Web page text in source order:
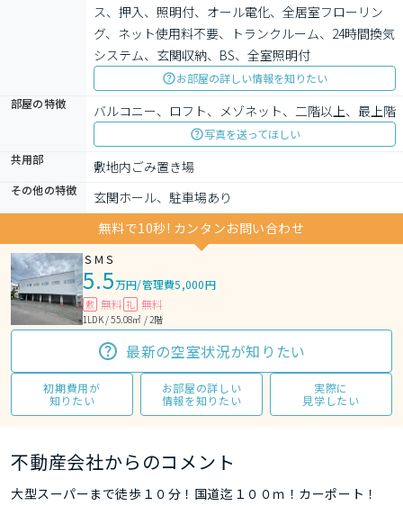
ス、押入、照明付、オール電化、全居室フローリン
グ、ネット使用料不要、トランクルーム、24時間換気
システム、玄関収納、BS、全室照明付
お部屋の詳しい情報を知りたい
部屋の特徴
バルコニー、ロフト、メゾネット、二階以上、最上階
写真を送ってほしい
共用部
敷地内ごみ置き場
その他の特徴
玄関ホール、駐車場あり
無料で10秒! カンタンお問い合わせ
ＳＭＳ
5.5万円/管理費5,000円
敷 無料 礼 無料
1LDK / 55.08㎡ / 2階
最新の空室状況が知りたい
初期費用が
知りたい
お部屋の詳しい
情報を知りたい
実際に
見学したい
不動産会社からのコメント
大型スーパーまで徒歩１０分！国道迄１００ｍ！カーポート！